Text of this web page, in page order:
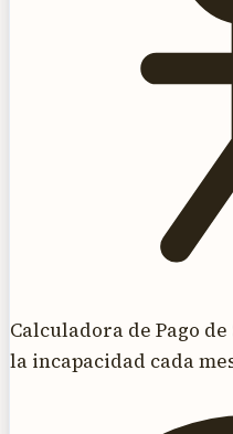
Calculadora de Pago de
la incapacidad cada